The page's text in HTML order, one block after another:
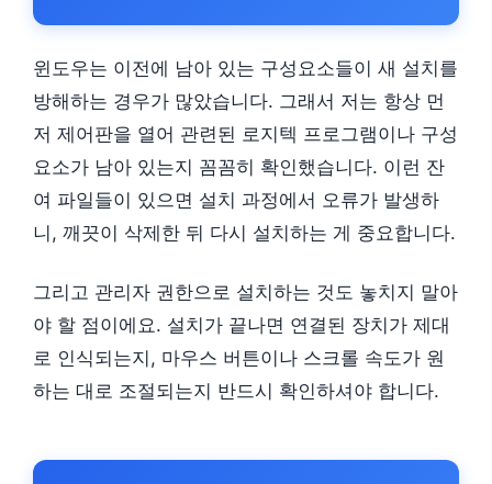
윈도우는 이전에 남아 있는 구성요소들이 새 설치를
방해하는 경우가 많았습니다. 그래서 저는 항상 먼
저 제어판을 열어 관련된 로지텍 프로그램이나 구성
요소가 남아 있는지 꼼꼼히 확인했습니다. 이런 잔
여 파일들이 있으면 설치 과정에서 오류가 발생하
니, 깨끗이 삭제한 뒤 다시 설치하는 게 중요합니다.
그리고 관리자 권한으로 설치하는 것도 놓치지 말아
야 할 점이에요. 설치가 끝나면 연결된 장치가 제대
로 인식되는지, 마우스 버튼이나 스크롤 속도가 원
하는 대로 조절되는지 반드시 확인하셔야 합니다.